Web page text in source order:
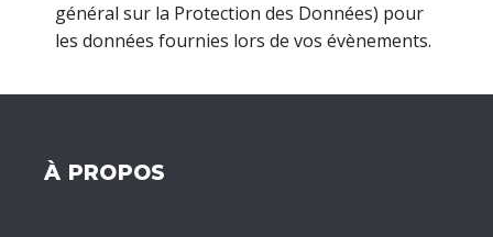
général sur la Protection des Données) pour
les données fournies lors de vos évènements.
À PROPOS